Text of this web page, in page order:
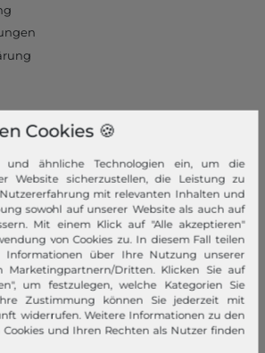
Cookies 🍪
und ähnliche Technologien ein, um die
Website sicherzustellen, die Leistung zu
mit relevanten Inhalten und
sowohl auf unserer Website als auch auf
Mit einem Klick auf "Alle akzeptieren"
von Cookies zu. In diesem Fall teilen
über Ihre Nutzung unserer
Marketingpartnern/Dritten. Klicken Sie auf
um festzulegen, welche Kategorien Sie
Zustimmung können Sie jederzeit mit
widerrufen. Weitere Informationen zu den
und Ihren Rechten als Nutzer finden